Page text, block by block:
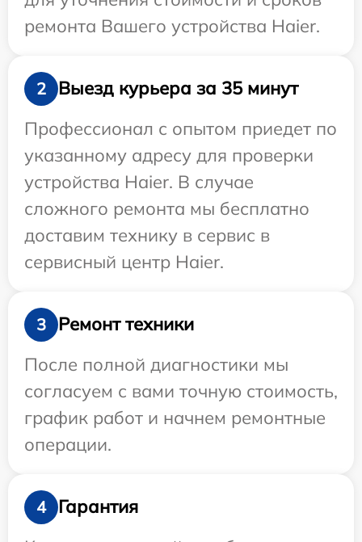
ремонта Вашего устройства Haier.
2
Выезд курьера за 35 минут
Профессионал с опытом приедет по
указанному адресу для проверки
устройства Haier. В случае
сложного ремонта мы бесплатно
доставим технику в сервис в
сервисный центр Haier.
3
Ремонт техники
После полной диагностики мы
согласуем с вами точную стоимость,
график работ и начнем ремонтные
операции.
4
Гарантия